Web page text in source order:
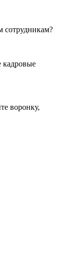
сотрудникам?
кадровые
воронку,